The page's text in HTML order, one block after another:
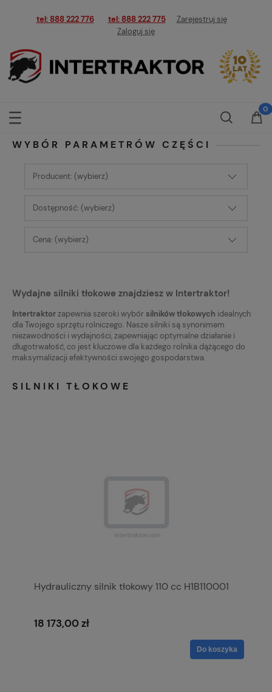
tel: 888 222 776 tel: 888 222 775
Zarejestruj się
Zaloguj się
WYBÓR PARAMETRÓW CZĘŚCI
Producent: (wybierz)
Dostępność: (wybierz)
Cena: (wybierz)
Wydajne silniki tłokowe znajdziesz w Intertraktor!
Intertraktorzapewnia szeroki wybór silników tłokowych idealnych
dla Twojego sprzętu rolniczego. Nasze silniki są synonimem
niezawodności i wydajności, zapewniając optymalne działanie i
długotrwałość, co jest kluczowe dla każdego rolnika dążącego do
maksymalizacji efektywności swojego gospodarstwa.
SILNIKI TŁOKOWE
Hydrauliczny silnik tłokowy 110 cc H1B110001
18 173,00 zł
Do koszyka